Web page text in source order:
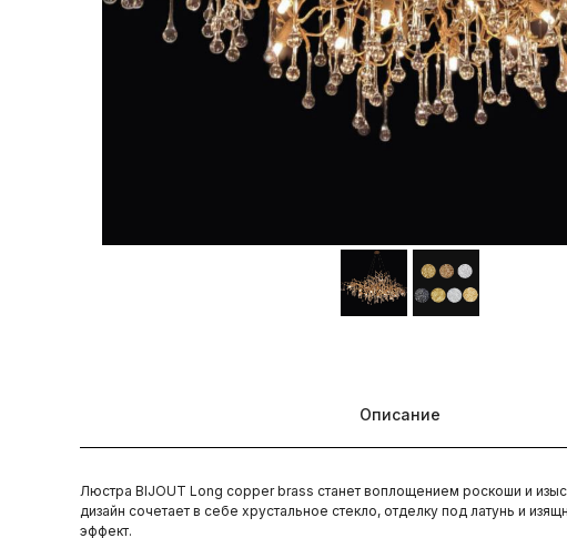
Описание
Люстра BIJOUT Long copper brass станет воплощением роскоши и
дизайн сочетает в себе хрустальное стекло, отделку под латунь и
эффект.